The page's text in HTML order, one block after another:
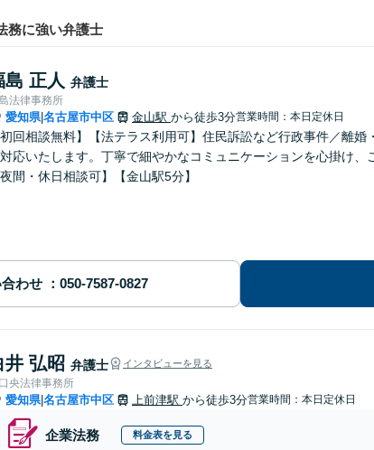
務に強い弁護士
島 正人 弁護士
法律事務所
愛知県|名古屋市中区 金山駅 から徒歩3分営業時間：本日定休日
初回相談無料】【法テラス利用可】住民訴訟など行政事件／離
応いたします。丁寧で細やかなコミュニケーションを心掛け
夜間・休日相談可】【金山駅5分】
わせ
井 弘昭 弁護士 インタビューを見る
央法律事務所
愛知県|名古屋市中区 上前津駅 から徒歩3分営業時間：本日定休日
企業法務 料金表を見る